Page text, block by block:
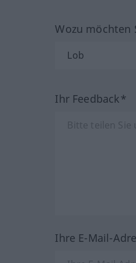
Wozu möchten
Ihr Feedback*
Ihre E-Mail-